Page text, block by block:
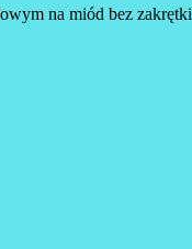
na miód bez zakrętki